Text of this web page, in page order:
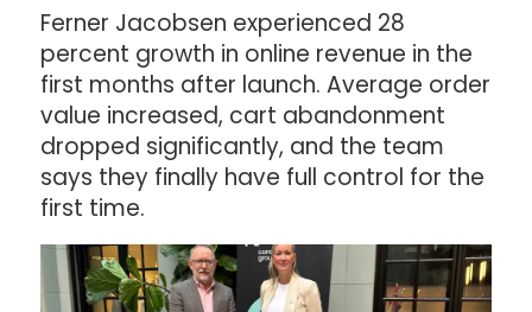
Ferner Jacobsen experienced 28
percent growth in online revenue in the
first months after launch. Average order
value increased, cart abandonment
dropped significantly, and the team
says they finally have full control for the
first time.